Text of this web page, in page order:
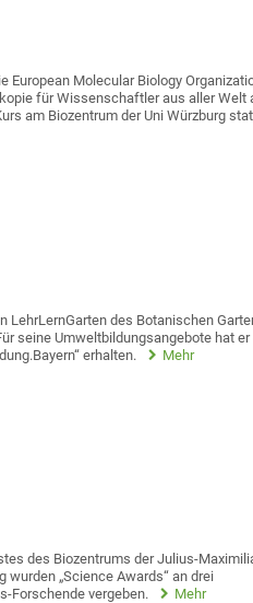
European Molecular Biology
für Wissenschaftler aus aller Welt
am Biozentrum der Uni Würzburg
LehrLernGarten des Botanischen
seine Umweltbildungsangebote hat er
erhalten.
Mehr
des Biozentrums der Julius-
wurden „Science Awards“ an drei
Forschende vergeben.
Mehr